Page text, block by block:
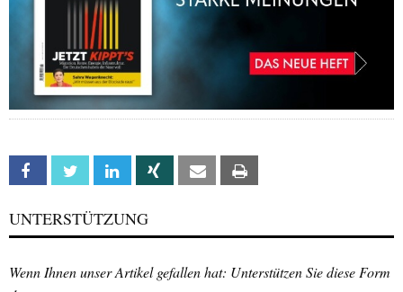
Facebook Twitter Linkedin Xing Email
UNTERSTÜTZUNG
Wenn Ihnen unser Artikel gefallen hat: Unterstützen Sie diese Form